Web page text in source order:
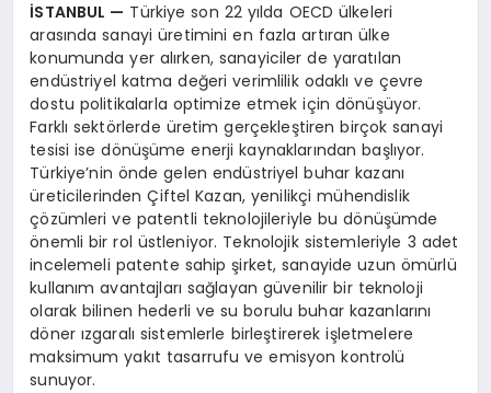
İSTANBUL — Türkiye son 22 yılda OECD ülkeleri
arasında sanayi üretimini en fazla artıran ülke
konumunda yer alırken, sanayiciler de yaratılan
endüstriyel katma değeri verimlilik odaklı ve çevre
dostu politikalarla optimize etmek için dönüşüyor.
Farklı sektörlerde üretim gerçekleştiren birçok sanayi
tesisi ise dönüşüme enerji kaynaklarından başlıyor.
Türkiye’nin önde gelen endüstriyel buhar kazanı
üreticilerinden Çiftel Kazan, yenilikçi mühendislik
çözümleri ve patentli teknolojileriyle bu dönüşümde
önemli bir rol üstleniyor. Teknolojik sistemleriyle 3 adet
incelemeli patente sahip şirket, sanayide uzun ömürlü
kullanım avantajları sağlayan güvenilir bir teknoloji
olarak bilinen hederli ve su borulu buhar kazanlarını
döner ızgaralı sistemlerle birleştirerek işletmelere
maksimum yakıt tasarrufu ve emisyon kontrolü
sunuyor.